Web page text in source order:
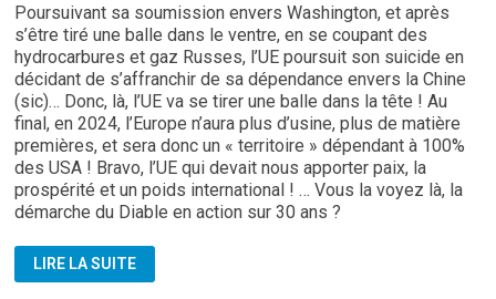
Poursuivant sa soumission envers Washington, et après
s’être tiré une balle dans le ventre, en se coupant des
hydrocarbures et gaz Russes, l’UE poursuit son suicide en
décidant de s’affranchir de sa dépendance envers la Chine
(sic)… Donc, là, l’UE va se tirer une balle dans la tête ! Au
final, en 2024, l’Europe n’aura plus d’usine, plus de matière
premières, et sera donc un « territoire » dépendant à 100%
des USA ! Bravo, l’UE qui devait nous apporter paix, la
prospérité et un poids international ! … Vous la voyez là, la
démarche du Diable en action sur 30 ans ?
L’UE
LIRE LA SUITE